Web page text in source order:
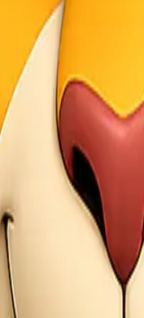
dapat mengirimkan
barang yang
mudah berikut:
informasi terkini
layanan Lionel
Express melalui